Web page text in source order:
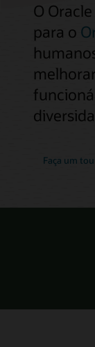
O
para o
Faça um